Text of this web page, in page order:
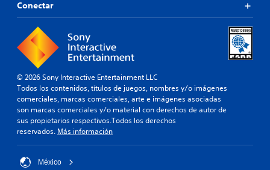
Conectar
© 2026 Sony Interactive Entertainment LLC
Todos los contenidos, títulos de juegos, nombres y/o imágenes
comerciales, marcas comerciales, arte e imágenes asociadas
son marcas comerciales y/o material con derechos de autor de
sus propietarios respectivos.Todos los derechos
reservados. Más información
México